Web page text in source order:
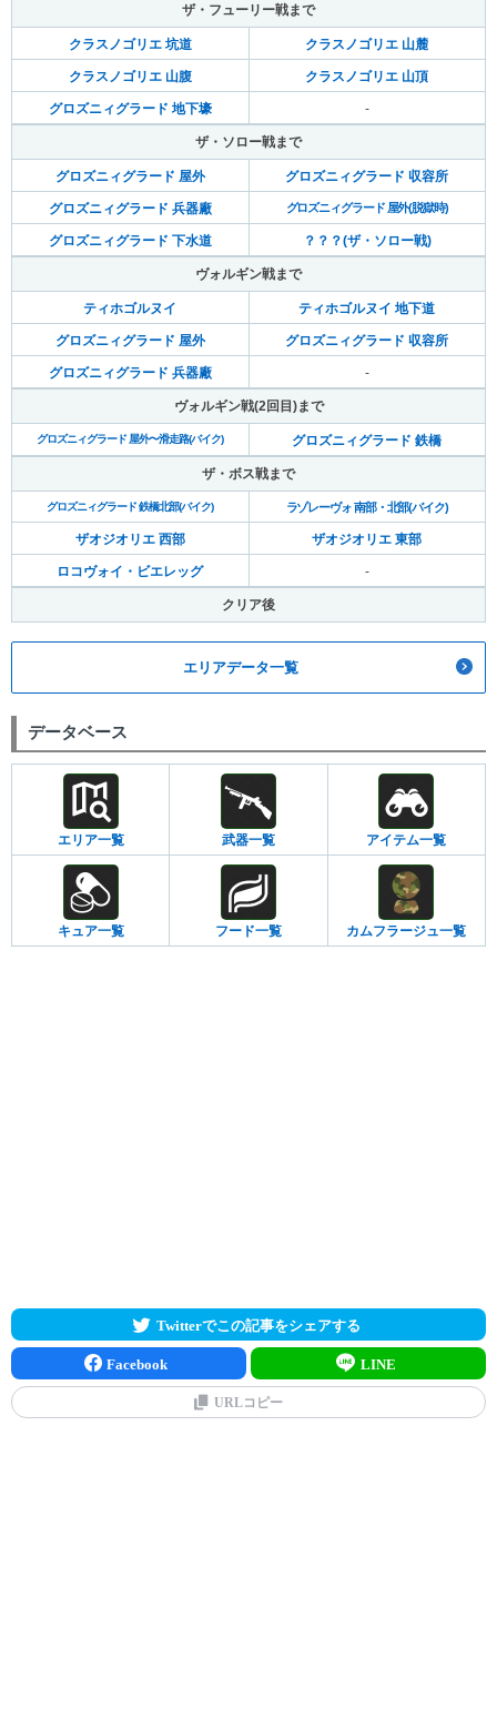
ザ・フューリー戦まで
クラスノゴリエ 坑道 クラスノゴリエ 山麓
クラスノゴリエ 山腹 クラスノゴリエ 山頂
グロズニィグラード 地下壕 -
ザ・ソロー戦まで
グロズニィグラード 屋外 グロズニィグラード 収容所
グロズニィグラード 兵器廠 グロズニィグラード 屋外(脱獄時)
グロズニィグラード 下水道 ？？？(ザ・ソロー戦)
ヴォルギン戦まで
ティホゴルヌイ ティホゴルヌイ 地下道
グロズニィグラード 屋外 グロズニィグラード 収容所
グロズニィグラード 兵器廠 -
ヴォルギン戦(2回目)まで
グロズニィグラード 屋外〜滑走路(バイク) グロズニィグラード 鉄橋
ザ・ボス戦まで
グロズニィグラード 鉄橋北部(バイク) ラゾレーヴォ 南部・北部(バイク)
ザオジオリエ 西部 ザオジオリエ 東部
ロコヴォイ・ビエレッグ -
クリア後
エリアデータ一覧
データベース
エリア一覧 武器一覧 アイテム一覧
キュア一覧 フード一覧 カムフラージュ一覧
Twitterでこの記事をシェアする
Facebook LINE
URLコピー